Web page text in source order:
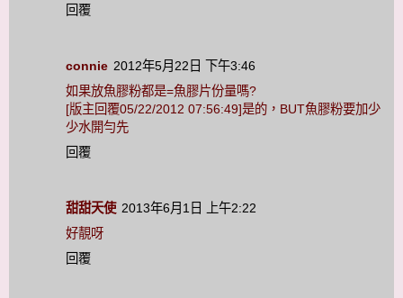
回覆
connie 2012年5月22日 下午3:46
如果放魚膠粉都是=魚膠片份量嗎?
[版主回覆05/22/2012 07:56:49]是的，BUT魚膠粉要加少
少水開勻先
回覆
甜甜天使 2013年6月1日 上午2:22
好靚呀
回覆